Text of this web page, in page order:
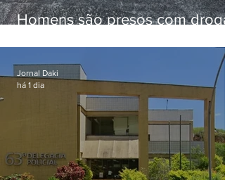
Homens são presos com
Jornal Daki
há 1 dia